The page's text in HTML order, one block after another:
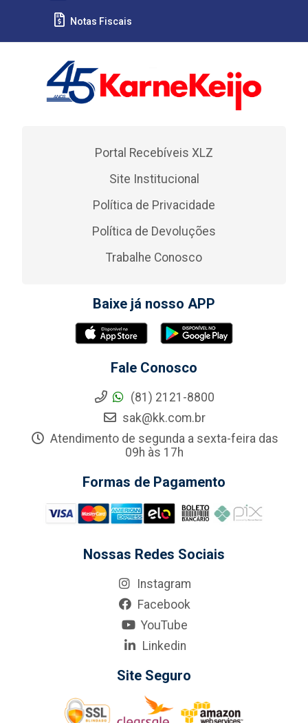
Notas Fiscais
Portal Recebíveis XLZ
Site Institucional
Política de Privacidade
Política de Devoluções
Trabalhe Conosco
Baixe já nosso APP
Fale Conosco
(81) 2121-8800
sak@kk.com.br
Atendimento de segunda a sexta-feira das
09h às 17h
Formas de Pagamento
Nossas Redes Sociais
Instagram
Facebook
YouTube
Linkedin
Site Seguro